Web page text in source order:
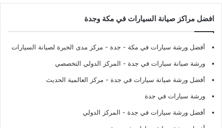
افضل مراكز صيانة السيارات في مكة وجدة
أفضل ورشة سيارات في مكة - جدة - مركز مدى الخبرة لصيانة السيارات
ورشة صيانة سيارات في جدة - المركز الدولي التخصصي
أفضل ورشة صيانة سيارات في جدة - مركز العالمية الحديث
ورشة سيارات في جدة
أفضل ورشة سيارات في جدة - المركز الدولي